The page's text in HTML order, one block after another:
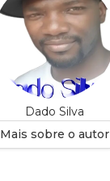
Dado Silva
Mais sobre o autor